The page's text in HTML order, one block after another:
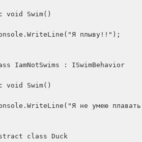
void Swim()
плыву!!");
IamNotSwims : ISwimBehavior
void Swim()
не умею
class Duck